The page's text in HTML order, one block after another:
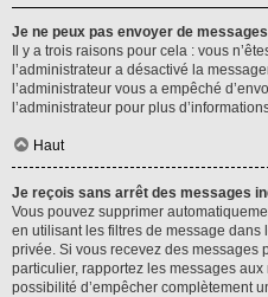
Je ne peux pas envoyer de
Il y a trois raisons pour cela : vous
l’administrateur a désactivé la
l’administrateur vous a empêché
l’administrateur pour plus
Haut
Je reçois sans arrêt des messages
Vous pouvez supprimer
en utilisant les filtres de message
privée. Si vous recevez des messages
particulier, rapportez les messages
possibilité d’empêcher complètement